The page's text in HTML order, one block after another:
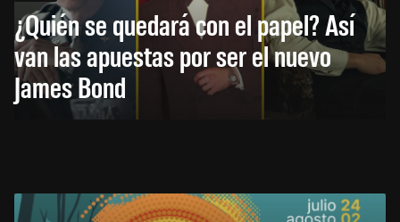
¿Quién se quedará con el papel? Así
van las apuestas por ser el nuevo
James Bond